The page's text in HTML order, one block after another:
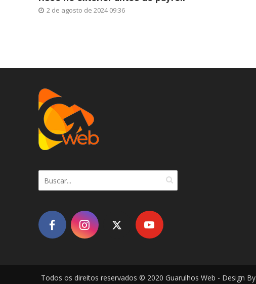
2 de agosto de 2024 09:36
Todos os direitos reservados © 2020 Guarulhos Web - Design By